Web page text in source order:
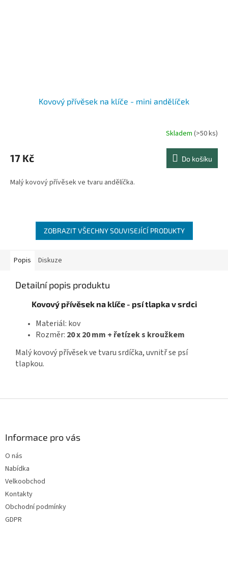
Kovový přívěsek na klíče - mini andělíček
produktu
je
z
Skladem(>50 ks)
17 Kč Do košíku
Malý kovový přívěsek ve tvaru andělíčka.
ZOBRAZIT VŠECHNY SOUVISEJÍCÍ PRODUKTY
Popis Diskuze
Detailní popis produktu
Kovový přívěsek na klíče - psí tlapka v srdci
Materiál: kov
Rozměr: 20 x 20 mm + řetízek s kroužkem
Malý kovový přívěsek ve tvaru srdíčka, uvnitř se psí
tlapkou.
Informace pro vás
O nás
Nabídka
Velkoobchod
Kontakty
Obchodní podmínky
GDPR